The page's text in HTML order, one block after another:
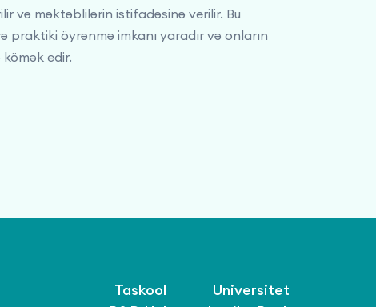
və məktəblilərin istifadəsinə verilir. Bu
praktiki öyrənmə imkanı yaradır və onların
edir.
Taskool
Universitet